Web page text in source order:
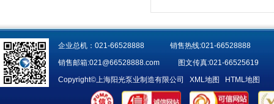
企业总机：021-66528888 销售热线:021-66528888
销售邮箱:021@66528888.com 图文传真:021-66525619
Copyright©上海阳光泵业制造有限公司 XML地图 HTML地图